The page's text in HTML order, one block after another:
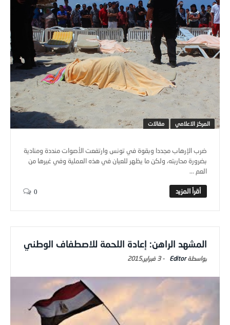
المركز الاعلامي مقالات
ضرب الإرهاب مجددا وبقوة في تونس وارتفعت الأصوات منددة ومنادية
بضرورة محاربته، ولكن ما يظهر للعيان في هذه العملية وفي غيرها من
العم ...
0
المشهد الراهن: إعادة اللحمة للاصطفاف الوطني
Editor
-3 فبراير,2015